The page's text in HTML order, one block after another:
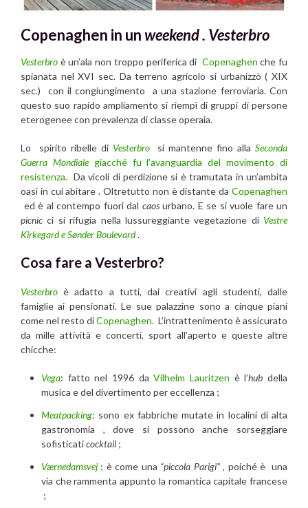
Copenaghen in un weekend . Vesterbro
Vesterbro è un’ala non troppo periferica di Copenaghen che fu
spianata nel XVI sec. Da terreno agricolo si urbanizzò ( XIX
sec.) con il congiungimento a una stazione ferroviaria. Con
questo suo rapido ampliamento si riempì di gruppi di persone
eterogenee con prevalenza di classe operaia.
Lo spirito ribelle di Vesterbro si mantenne fino allaSeconda
Guerra Mondialegiacché fu l’avanguardia del movimento di
resistenza. Da vicoli di perdizione si è tramutata in un’ambita
oasi in cui abitare . Oltretutto non è distante da Copenaghen
ed è al contempo fuori dal caosurbano. E se si vuole fare un
picnicci si rifugia nella lussureggiante vegetazione di Vestre
Kirkegard e Sønder Boulevard.
Cosa fare a Vesterbro?
Vesterbroè adatto a tutti, dai creativi agli studenti, dalle
famiglie ai pensionati. Le sue palazzine sono a cinque piani
come nel resto diCopenaghen. L’intrattenimento è assicurato
da mille attività e concerti, sport all’aperto e queste altre
chicche:
Vega: fatto nel 1996 daVilhelm Lauritzen è l’hub della
musica e del divertimento per eccellenza ;
Meatpacking: sono ex fabbriche mutate in localini di alta
gastronomia , dove si possono anche sorseggiare
sofisticaticocktail ;
Værnedamsvej : è come una “piccola Parigi”, poiché è una
via che rammenta appunto la romantica capitale francese
;